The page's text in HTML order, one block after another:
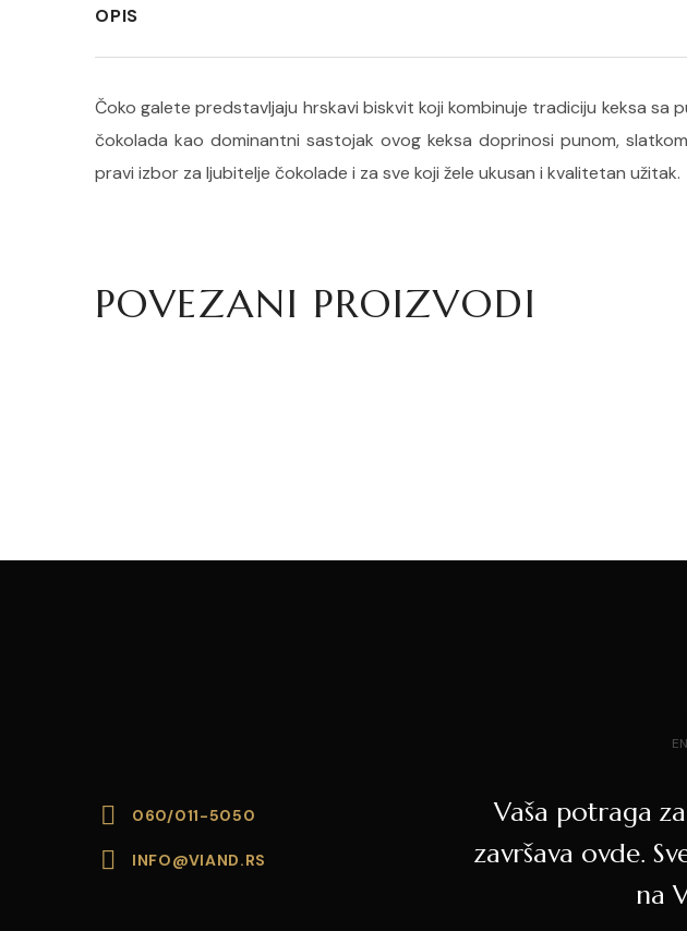
OPIS
Čoko galete predstavljaju hrskavi biskvit koji kombinuje tradiciju keksa sa
čokolada kao dominantni sastojak ovog keksa doprinosi punom,
pravi izbor za ljubitelje čokolade i za sve koji žele ukusan i kvalitetan užitak.
POVEZANI PROIZVODI
060/011-5050
INFO@VIAND.RS
Vaša potraga
završava ovde.
na